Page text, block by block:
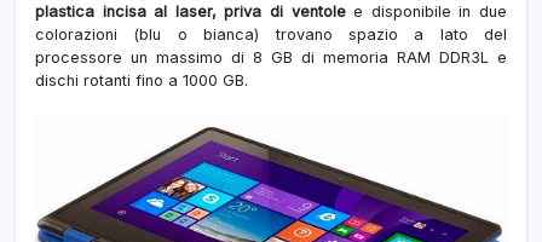
plastica incisa al laser, priva di ventolee disponibile in due
colorazioni (blu o bianca) trovano spazio a lato del
processore un massimo di 8 GB di memoria RAM DDR3L e
dischi rotanti fino a 1000 GB.